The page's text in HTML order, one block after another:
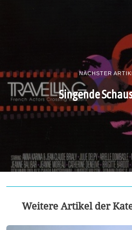
NÄCHSTER
Singende
Weitere Artikel der